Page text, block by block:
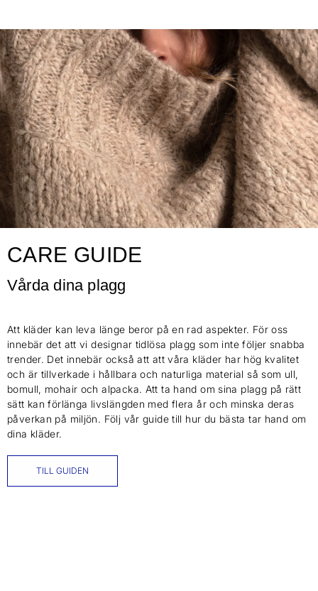
CARE GUIDE
Vårda dina plagg
Att kläder kan leva länge beror på en rad aspekter. För oss
innebär det att vi designar tidlösa plagg som inte följer snabba
trender. Det innebär också att att våra kläder har hög kvalitet
och är tillverkade i hållbara och naturliga material så som ull,
bomull, mohair och alpacka. Att ta hand om sina plagg på rätt
sätt kan förlänga livslängden med flera år och minska deras
påverkan på miljön. Följ vår guide till hur du bästa tar hand om
dina kläder.
TILL GUIDEN